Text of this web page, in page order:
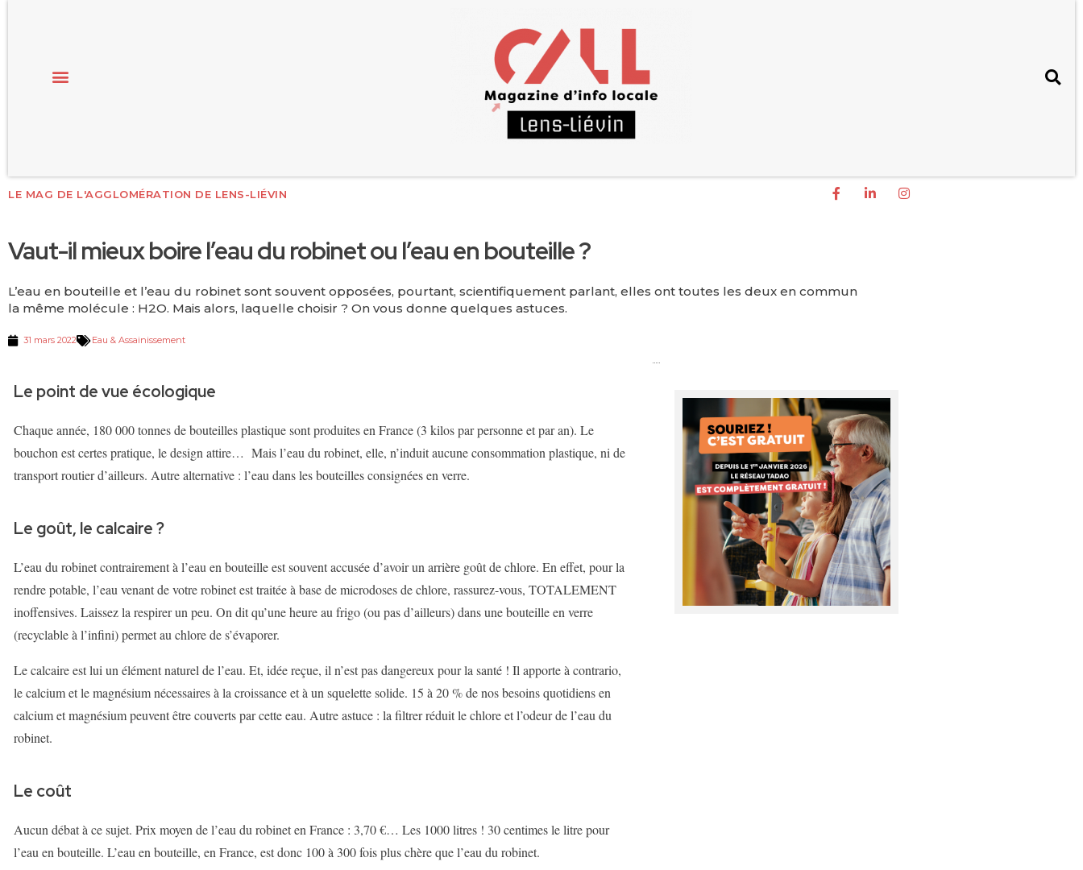
LE MAG DE L'AGGLOMÉRATION DE LENS-LIÉVIN
Vaut-il mieux boire l’eau du robinet ou l’eau en bouteille ?
L’eau en bouteille et l’eau du robinet sont souvent opposées, pourtant, scientifiquement parlant, elles ont toutes les deux en commun
la même molécule : H2O. Mais alors, laquelle choisir ? On vous donne quelques astuces.
31 mars 2022 Eau & Assainissement
Le point de vue écologique
Chaque année, 180 000 tonnes de bouteilles plastique sont produites en France (3 kilos par personne et par an). Le
bouchon est certes pratique, le design attire… Mais l’eau du robinet, elle, n’induit aucune consommation plastique, ni de
transport routier d’ailleurs. Autre alternative : l’eau dans les bouteilles consignées en verre.
Le goût, le calcaire ?
L’eau du robinet contrairement à l’eau en bouteille est souvent accusée d’avoir un arrière goût de chlore. En effet, pour la
rendre potable, l’eau venant de votre robinet est traitée à base de microdoses de chlore, rassurez-vous, TOTALEMENT
inoffensives. Laissez la respirer un peu. On dit qu’une heure au frigo (ou pas d’ailleurs) dans une bouteille en verre
(recyclable à l’infini) permet au chlore de s’évaporer.
Le calcaire est lui un élément naturel de l’eau. Et, idée reçue, il n’est pas dangereux pour la santé ! Il apporte à contrario,
le calcium et le magnésium nécessaires à la croissance et à un squelette solide. 15 à 20 % de nos besoins quotidiens en
calcium et magnésium peuvent être couverts par cette eau. Autre astuce : la filtrer réduit le chlore et l’odeur de l’eau du
robinet.
Le coût
Aucun débat à ce sujet. Prix moyen de l’eau du robinet en France : 3,70 €… Les 1000 litres ! 30 centimes le litre pour
l’eau en bouteille. L’eau en bouteille, en France, est donc 100 à 300 fois plus chère que l’eau du robinet.